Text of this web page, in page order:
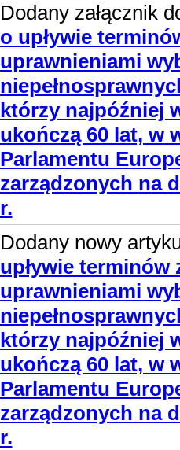
Dodany załącznik
o upływie
uprawnieniami
którzy najpóźniej
ukończą 60 lat, w
Parlamentu
zarządzonych na
r.
Dodany nowy
upływie terminów
uprawnieniami
którzy najpóźniej
ukończą 60 lat, w
Parlamentu
zarządzonych na
r.